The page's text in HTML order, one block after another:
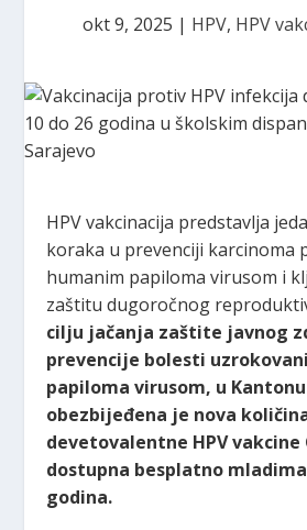
okt 9, 2025 | HPV, HPV
HPV vakcinacija predstavlja
koraka u prevenciji karcinoma
humanim papiloma virusom i
zaštitu dugoročnog
cilju jačanja zaštite javnog
prevencije bolesti
papiloma virusom, u
obezbijeđena je nova
devetovalentne HPV vakcine
dostupna besplatno mladima
godina.